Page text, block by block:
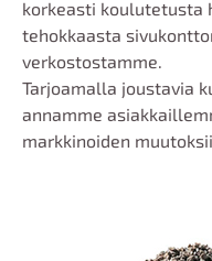
korkeasti koulutetusta
tehokkaasta
verkostostamme.
Tarjoamalla joustavia
annamme
markkinoiden